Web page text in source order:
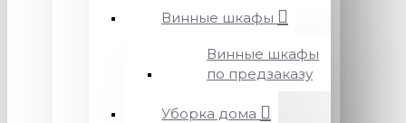
Винные шкафы
Винные шкафы
по предзаказу
Уборка дома